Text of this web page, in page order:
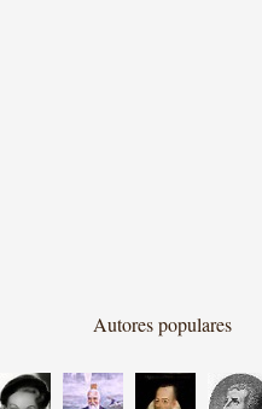
Autores populares